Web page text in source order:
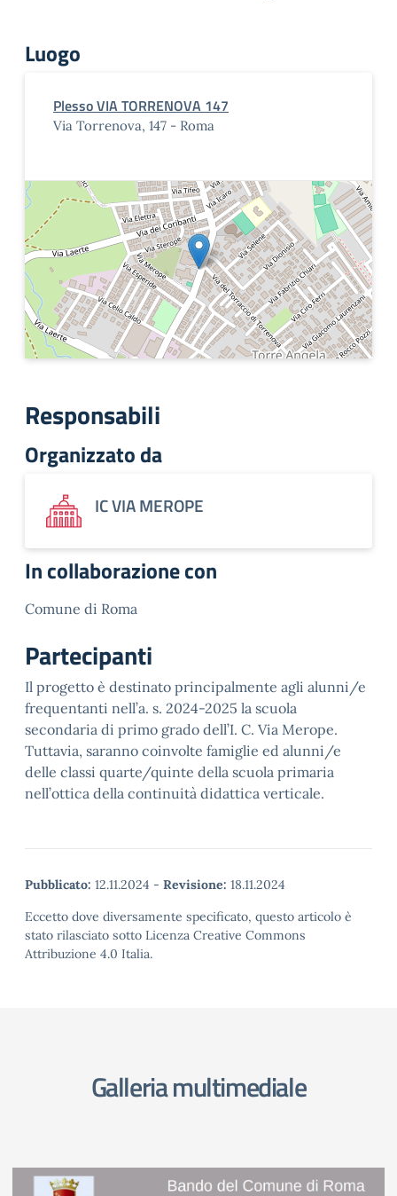
Luogo
Plesso VIA TORRENOVA 147
Via Torrenova, 147 - Roma
Responsabili
Organizzato da
IC VIA MEROPE
In collaborazione con
Comune di Roma
Partecipanti
Il progetto è destinato principalmente agli alunni/e
frequentanti nell’a. s. 2024-2025 la scuola
secondaria di primo grado dell’I. C. Via Merope.
Tuttavia, saranno coinvolte famiglie ed alunni/e
delle classi quarte/quinte della scuola primaria
nell’ottica della continuità didattica verticale.
Pubblicato: 12.11.2024 - Revisione: 18.11.2024
Eccetto dove diversamente specificato, questo articolo è
stato rilasciato sotto Licenza Creative Commons
Attribuzione 4.0 Italia.
Galleria multimediale